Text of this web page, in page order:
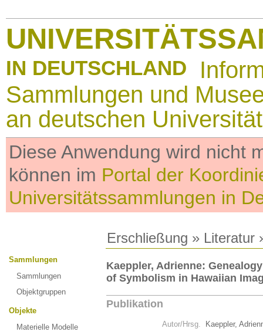
IN DEUTSCHLAND
Sammlungen und
an deutschen
Diese Anwendung wird nicht
können im Portal der
Universitätssammlungen in
Erschließung » Literatur
Sammlungen
Sammlungen
Objektgruppen
Objekte
Materielle Modelle
Kaeppler, Adrienne:
of Symbolism in Hawaiian
Publikation
Autor/Hrsg.
Kaeppler,